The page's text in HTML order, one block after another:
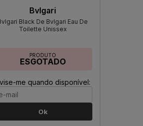
Bvlgari
Black De Bvlgari Eau De
Toilette Unissex
PRODUTO
ESGOTADO
me quando disponível:
Ok